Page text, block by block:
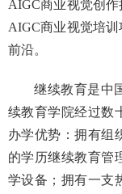
AIGC商业视觉创
AIGC商业视觉培
前沿。
继续教育是中
续教育学院经过数
办学优势：拥有组
的学历继续教育管
学设备；拥有一支